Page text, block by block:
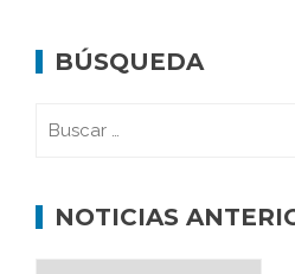
BÚSQUEDA
NOTICIAS